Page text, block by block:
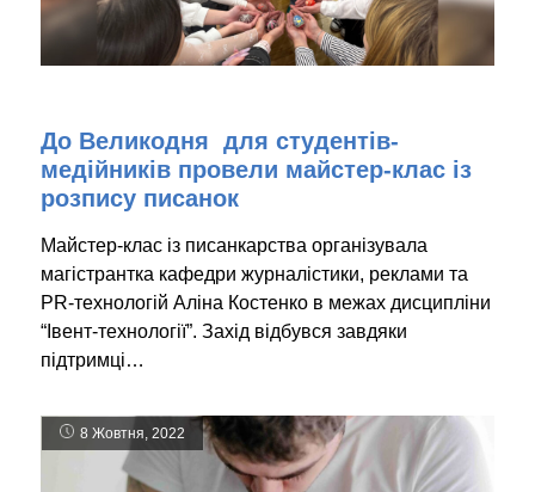
До Великодня для студентів-
медійників провели майстер-клас із
розпису писанок
Майстер-клас із писанкарства організувала
магістрантка кафедри журналістики, реклами та
PR-технологій Аліна Костенко в межах дисципліни
“Івент-технології”. Захід відбувся завдяки
підтримці…
8 Жовтня, 2022